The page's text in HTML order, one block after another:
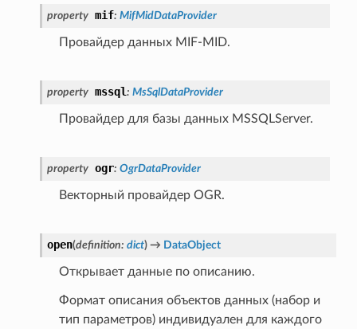
property mif: MifMidDataProvider
Провайдер данных MIF-MID.
property mssql: MsSqlDataProvider
Провайдер для базы данных MSSQLServer.
property ogr: OgrDataProvider
Векторный провайдер OGR.
open(definition: dict) → DataObject
Открывает данные по описанию.
Формат описания объектов данных (набор и
тип параметров) индивидуален для каждого